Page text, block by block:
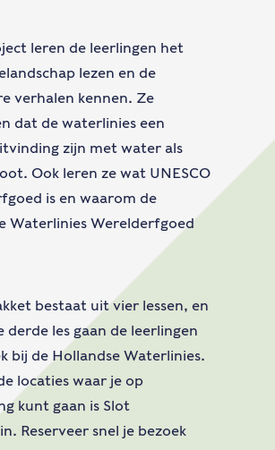
leren de leerlingen het
lezen en de
verhalen kennen. Ze
dat de waterlinies een
zijn met water als
Ook leren ze wat UNESCO
is en waarom de
Waterlinies Werelderfgoed
bestaat uit vier lessen, en
derde les gaan de leerlingen
bij de Hollandse Waterlinies.
locaties waar je op
kunt gaan is Slot
Reserveer snel je bezoek